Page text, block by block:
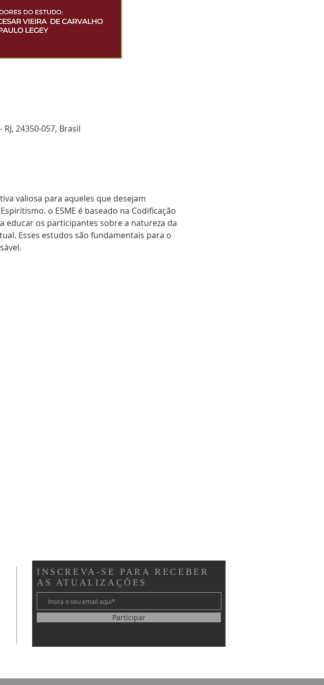
24350-057, Brasil
valiosa para aqueles que desejam
o ESME é baseado na Codificação
educar os participantes sobre a natureza da
Esses estudos são fundamentais para o
INSCREVA-SE PARA RECEBER
AS ATUALIZAÇÕES
Participar